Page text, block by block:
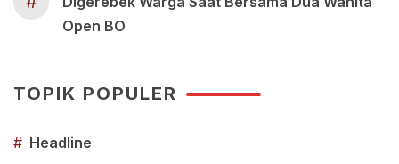
Open BO
TOPIK POPULER
# Headline